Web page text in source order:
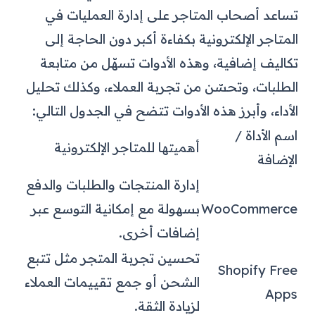
تساعد أصحاب المتاجر على إدارة العمليات في
المتاجر الإلكترونية بكفاءة أكبر دون الحاجة إلى
تكاليف إضافية، وهذه الأدوات تسهّل من متابعة
الطلبات، وتحسّن من تجربة العملاء، وكذلك تحليل
الأداء، وأبرز هذه الأدوات تتضح في الجدول التالي:
اسم الأداة /
الإضافة
أهميتها للمتاجر الإلكترونية
WooCommerce
إدارة المنتجات والطلبات والدفع
بسهولة مع إمكانية التوسع عبر
إضافات أخرى.
Shopify Free
Apps
تحسين تجربة المتجر مثل تتبع
الشحن أو جمع تقييمات العملاء
لزيادة الثقة.